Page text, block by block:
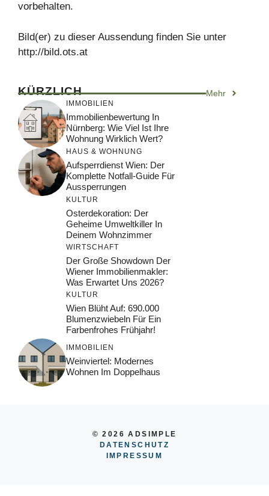
vorbehalten.
Bild(er) zu dieser Aussendung finden Sie unter
http://bild.ots.at
KÜRZLICH Mehr
IMMOBILIEN
Immobilienbewertung In
Nürnberg: Wie Viel Ist Ihre
Wohnung Wirklich Wert?
HAUS & WOHNUNG
Aufsperrdienst Wien: Der
Komplette Notfall-Guide Für
Aussperrungen
KULTUR
Osterdekoration: Der
Geheime Umweltkiller In
Deinem Wohnzimmer
WIRTSCHAFT
Der Große Showdown Der
Wiener Immobilienmakler:
Was Erwartet Uns 2026?
KULTUR
Wien Blüht Auf: 690.000
Blumenzwiebeln Für Ein
Farbenfrohes Frühjahr!
IMMOBILIEN
Weinviertel: Modernes
Wohnen Im Doppelhaus
© 2026 ADSIMPLE
DATENSCHUTZ
IMPRESSUM